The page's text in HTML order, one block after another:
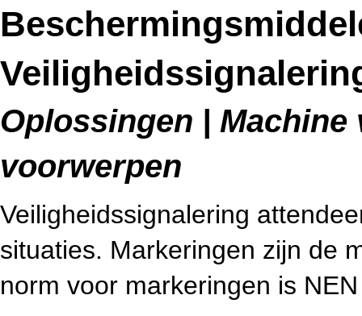
Oplossingen |
voorwerpen
Veiligheidssignalering
situaties. Markeringen zijn de
norm voor markeringen is